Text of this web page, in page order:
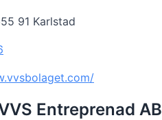
91 Karlstad
Entreprenad AB